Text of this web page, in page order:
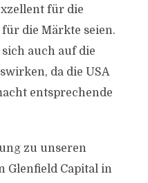
für die
die Märkte seien.
auch auf die
da die USA
entsprechende
zu unseren
Glenfield Capital in